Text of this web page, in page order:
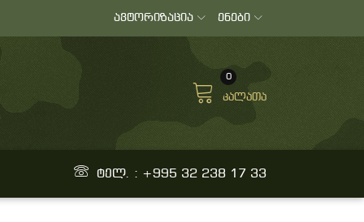
ავტორიზაცია ენები
0
კალათა
ტელ. : +995 32 238 17 33